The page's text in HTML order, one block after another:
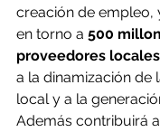
creación de empleo,
en torno a 500
proveedores locales
a la dinamización de
local y a la
Además contribuirá